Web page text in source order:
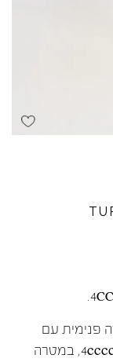
פנימית עם
בליטה בצורת יהלום – פטנט ייחודי של 4ccccees, במטרה